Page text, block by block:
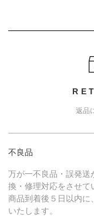
返品
不良品
万が一不良品・誤発送
換・修理対応をさせて
商品到着後５日以内に
いたします。